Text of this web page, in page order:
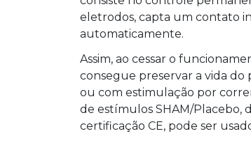
eletrodos, capta um contato
automaticamente.
Assim, ao cessar o
consegue preservar a vida do
ou com estimulação por
de estímulos SHAM/Placebo,
certificação CE, pode ser